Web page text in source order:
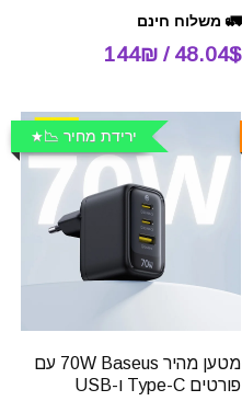
🚛 משלוח חינם
48.04$ / 144₪
ירידת מחיר 📉
מטען מהיר 70W Baseus עם
פורטים Type-C ו-USB